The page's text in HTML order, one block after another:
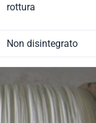
rottura
Non disintegrato